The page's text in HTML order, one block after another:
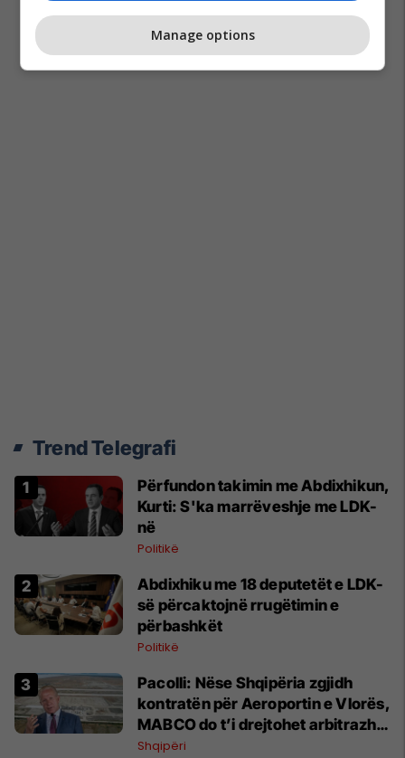
Trend Telegrafi
Përfundon takimin me Abdixhikun,
Kurti: S'ka marrëveshje me LDK-
në
Politikë
Abdixhiku me 18 deputetët e LDK-
së përcaktojnë rrugëtimin e
përbashkët
Politikë
Pacolli: Nëse Shqipëria zgjidh
kontratën për Aeroportin e Vlorës,
MABCO do t’i drejtohet arbitrazhit
ndërkombëtar
Shqipëri
Manage options